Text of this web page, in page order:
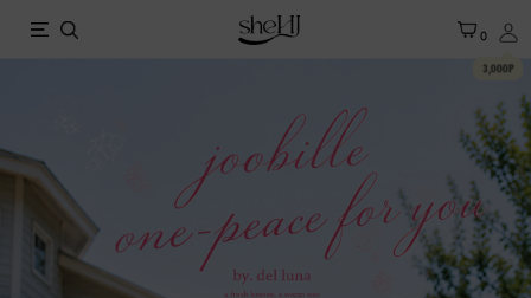
X 0
3,000P